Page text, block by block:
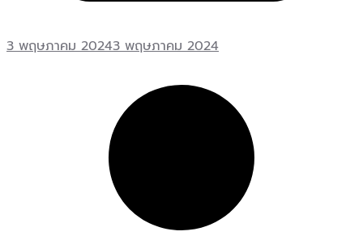
3 พฤษภาคม 20243 พฤษภาคม 2024